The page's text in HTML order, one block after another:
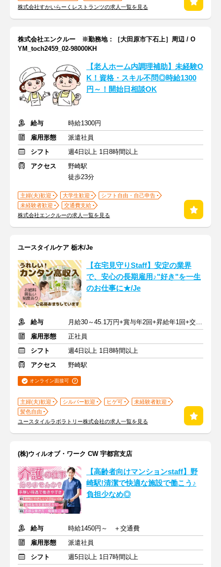
株式会社すかいらーくレストランツの求人一覧を見る
株式会社エンクルー ※勤務地：［大田原市下石上］周辺 / O
YM_toch2459_02-98000KH
【老人ホーム内調理補助】未経験O
K！資格・スキル不問◎時給1300
円～！開始日相談OK
給与
時給1300円
雇用形態
派遣社員
シフト
週4日以上 1日8時間以上
アクセス
野崎駅
徒歩23分
主婦(夫)歓迎 大学生歓迎
シフト自由・自己申告
未経験者歓迎
交通費支給
株式会社エンクルーの求人一覧を見る
ユースタイルケア 栃木/Je
【在宅見守りStaff】安定の業界
で、安心の長期雇用♪"好き"を一生
のお仕事に★/Je
給与
月給30～45.1万円+賞与年2回+昇給年1回+交通費全額
雇用形態
正社員
シフト
週4日以上 1日8時間以上
アクセス
野崎駅
オンライン面接可
主婦(夫)歓迎 シルバー歓迎 ヒゲ可
未経験者歓迎
髪色自由
ユースタイルラボラトリー株式会社の求人一覧を見る
(株)ウィルオブ・ワーク CW 宇都宮支店
【高齢者向けマンションstaff】野
崎駅!清潔で快適な施設で働こう♪
負担少なめ◎
給与
時給1450円～ ＋交通費
雇用形態
派遣社員
シフト
週5日以上 1日7時間以上